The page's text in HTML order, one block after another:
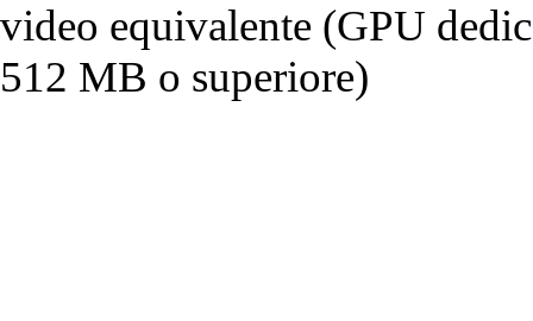
video equivalente (GPU
512 MB o superiore)